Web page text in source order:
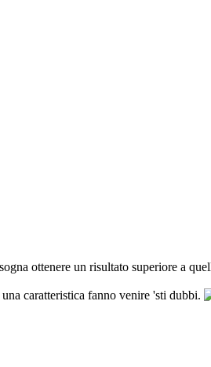
ottenere un risultato superiore a
caratteristica fanno venire 'sti dubbi.